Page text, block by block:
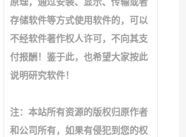
原理，通过安装、显示、传输或者
存储软件等方式使用软件的，可以
不经软件著作权人许可，不向其支
付报酬！鉴于此，也希望大家按此
说明研究软件！
注：本站所有资源的版权归原作者
和公司所有，如果有侵犯到您的权